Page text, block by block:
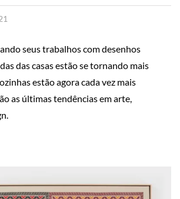
seus trabalhos com desenhos
das casas estão se tornando mais
estão agora cada vez mais
as últimas tendências em arte,